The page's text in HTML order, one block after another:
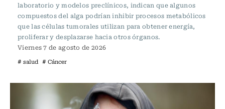
laboratorio y modelos preclínicos, indican que algunos
compuestos del alga podrían inhibir procesos metabólicos
que las células tumorales utilizan para obtener energía,
proliferar y desplazarse hacia otros órganos.
Viernes 7 de agosto de 2026
# salud # Cáncer